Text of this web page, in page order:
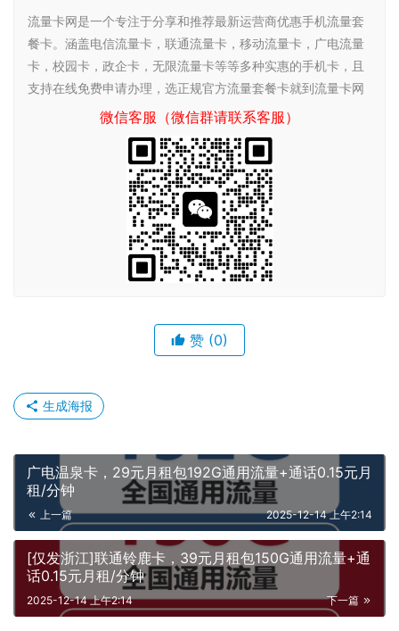
流量卡网是一个专注于分享和推荐最新运营商优惠手机流量套
餐卡。涵盖电信流量卡，联通流量卡，移动流量卡，广电流量
卡，校园卡，政企卡，无限流量卡等等多种实惠的手机卡，且
支持在线免费申请办理，选正规官方流量套餐卡就到流量卡网
微信客服（微信群请联系客服）
赞 (0)
生成海报
广电温泉卡，29元月租包192G通用流量+通话0.15元月
租/分钟
上一篇 2025-12-14 上午2:14
[仅发浙江]联通铃鹿卡，39元月租包150G通用流量+通
话0.15元月租/分钟
下一篇
2025-12-14 上午2:14